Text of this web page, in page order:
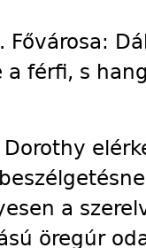
férfi, s
a
öregúr